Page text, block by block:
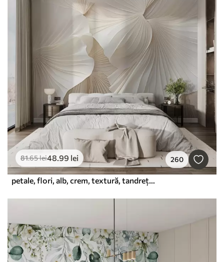
81.65lei48.99 lei 260
petale, flori, alb, crem, textură, tandrețe, decorativ